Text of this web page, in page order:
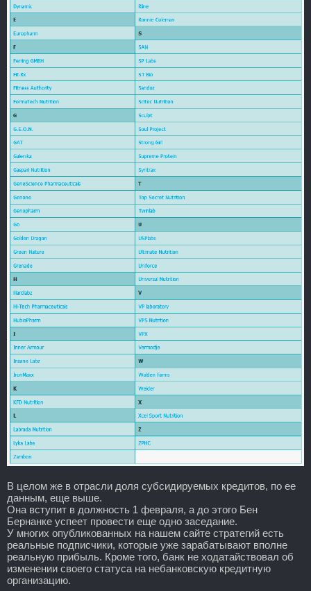
В целом же в отрасли доля субсидируемых кредитов, по ее
данным, еще выше.
Она вступит в должность 1 февраля, а до этого Бен
Бернанке успеет провести еще одно заседание.
У многих опубликованных на нашем сайте стратегий есть
реальные подписчики, которые уже зарабатывают вполне
реальную прибыль. Кроме того, банк не ходатайствовал об
изменении своего статуса на небанковскую кредитную
организацию.